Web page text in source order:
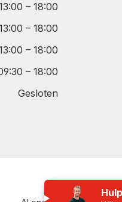
– 18:00
– 18:00
– 18:00
– 18:00
Gesloten